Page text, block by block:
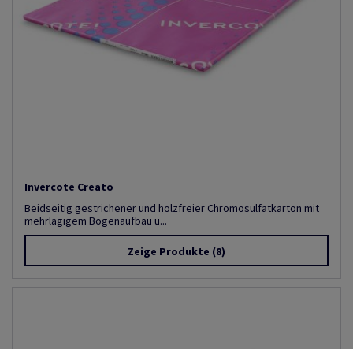
Invercote Creato
Beidseitig gestrichener und holzfreier Chromosulfatkarton mit
mehrlagigem Bogenaufbau u...
Zeige Produkte (8)